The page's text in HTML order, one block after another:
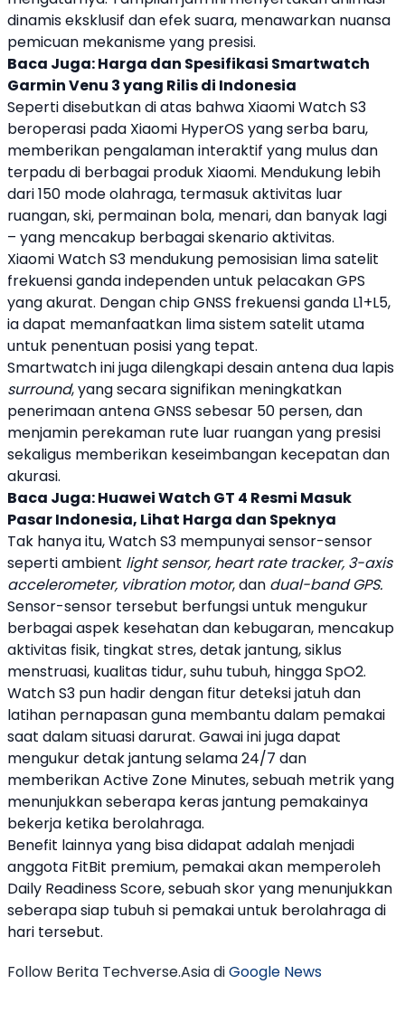
dinamis eksklusif dan efek suara, menawarkan nuansa
pemicuan mekanisme yang presisi.
Baca Juga:Harga dan Spesifikasi Smartwatch
Garmin Venu 3 yang Rilis di Indonesia
Seperti disebutkan di atas bahwa XiaomiWatch S3
beroperasi pada Xiaomi HyperOS yang serba baru,
memberikan pengalaman interaktif yang mulus dan
terpadu di berbagai produk Xiaomi. Mendukung lebih
dari 150 mode olahraga, termasuk aktivitas luar
ruangan, ski, permainan bola, menari, dan banyak lagi
– yang mencakup berbagai skenario aktivitas.
XiaomiWatch S3 mendukung pemosisian lima satelit
frekuensi ganda independen untuk pelacakan GPS
yang akurat. Dengan chip GNSS frekuensi ganda L1+L5,
ia dapat memanfaatkan lima sistem satelit utama
untuk penentuan posisi yang tepat.
Smartwatchini juga dilengkapi desain antena dua lapis
surround, yang secara signifikan meningkatkan
penerimaan antena GNSS sebesar 50 persen, dan
menjamin perekaman rute luar ruangan yang presisi
sekaligus memberikan keseimbangan kecepatan dan
akurasi.
Baca Juga:Huawei Watch GT 4 Resmi Masuk
Pasar Indonesia, Lihat Harga dan Speknya
Tak hanya itu,Watch S3 mempunyai sensor-sensor
seperti ambient light sensor, heart rate tracker, 3-axis
accelerometer, vibration motor, dan dual-band GPS.
Sensor-sensor tersebut berfungsi untuk mengukur
berbagai aspek kesehatan dan kebugaran, mencakup
aktivitas fisik, tingkat stres, detak jantung, siklus
menstruasi, kualitas tidur, suhu tubuh, hingga SpO2.
Watch S3 pun hadir dengan fitur deteksi jatuh dan
latihan pernapasan guna membantu dalam pemakai
saat dalam situasi darurat. Gawai ini juga dapat
mengukur detak jantung selama 24/7 dan
memberikan Active Zone Minutes, sebuah metrik yang
menunjukkan seberapa keras jantung pemakainya
bekerja ketika berolahraga.
Benefit lainnya yang bisa didapat adalah menjadi
anggota FitBit premium, pemakai akan memperoleh
Daily Readiness Score, sebuah skor yang menunjukkan
seberapa siap tubuh si pemakai untuk berolahraga di
hari tersebut.
Follow Berita Techverse.Asia diGoogle News